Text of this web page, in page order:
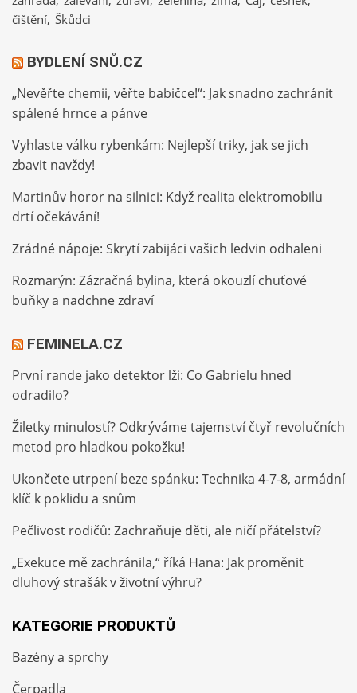
čištění Škůdci
BYDLENÍ SNŮ.CZ
„Nevěřte chemii, věřte babičce!“: Jak snadno zachránit
spálené hrnce a pánve
Vyhlaste válku rybenkám: Nejlepší triky, jak se jich
zbavit navždy!
Martinův horor na silnici: Když realita elektromobilu
drtí očekávání!
Zrádné nápoje: Skrytí zabijáci vašich ledvin odhaleni
Rozmarýn: Zázračná bylina, která okouzlí chuťové
buňky a nadchne zdraví
FEMINELA.CZ
První rande jako detektor lži: Co Gabrielu hned
odradilo?
Žiletky minulostí? Odkrýváme tajemství čtyř revolučních
metod pro hladkou pokožku!
Ukončete utrpení beze spánku: Technika 4-7-8, armádní
klíč k poklidu a snům
Pečlivost rodičů: Zachraňuje děti, ale ničí přátelství?
„Exekuce mě zachránila,“ říká Hana: Jak proměnit
dluhový strašák v životní výhru?
KATEGORIE PRODUKTŮ
Bazény a sprchy
Čerpadla